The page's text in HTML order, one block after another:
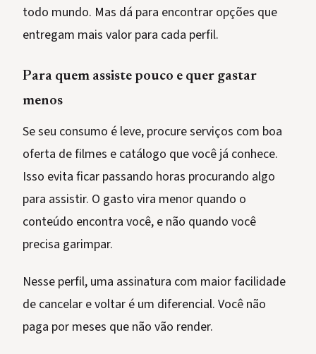
todo mundo. Mas dá para encontrar opções que
entregam mais valor para cada perfil.
Para quem assiste pouco e quer gastar
menos
Se seu consumo é leve, procure serviços com boa
oferta de filmes e catálogo que você já conhece.
Isso evita ficar passando horas procurando algo
para assistir. O gasto vira menor quando o
conteúdo encontra você, e não quando você
precisa garimpar.
Nesse perfil, uma assinatura com maior facilidade
de cancelar e voltar é um diferencial. Você não
paga por meses que não vão render.